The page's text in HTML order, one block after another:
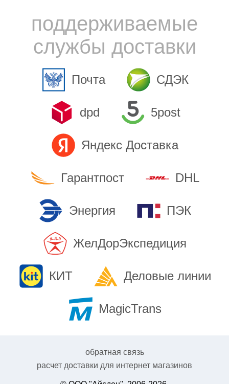
поддерживаемые
службы доставки
Почта СДЭК
dpd 5post
Яндекс Доставка
Гарантпост DHL
Энергия ПЭК
ЖелДорЭкспедиция
КИТ Деловые линии
MagicTrans
обратная связь
расчет доставки для интернет магазинов